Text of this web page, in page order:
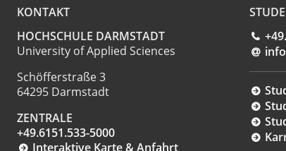
KONTAKT
HOCHSCHULE DARMSTADT
University of Applied Sciences
Schöfferstraße 3
64295 Darmstadt
ZENTRALE
+49.6151.533-5000
Interaktive Karte & Anfahrt